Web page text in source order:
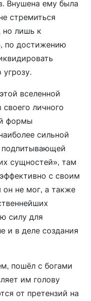
Внушена ему была
стремиться
но лишь к
по достижению
вселенной
личного
формы
сильной
подпитывающей
сущностей», там
с своим
не мог, а также
силу для
и в деле создания
пошёл с богами
им голову
от претензий на